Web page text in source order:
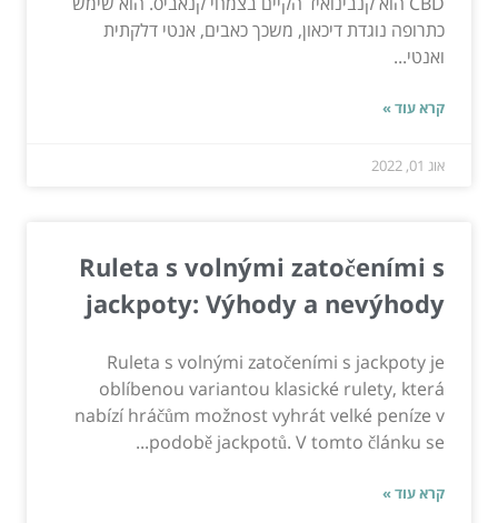
כתרופה נוגדת דיכאון, משכך כאבים, אנטי דלקתית
ואנטי...
קרא עוד »
אוג 01, 2022
Ruleta s volnými zatočeními s
jackpoty: Výhody a nevýhody
Ruleta s volnými zatočeními s jackpoty je
oblíbenou variantou klasické rulety, která
nabízí hráčům možnost vyhrát velké peníze v
podobě jackpotů. V tomto článku se...
קרא עוד »